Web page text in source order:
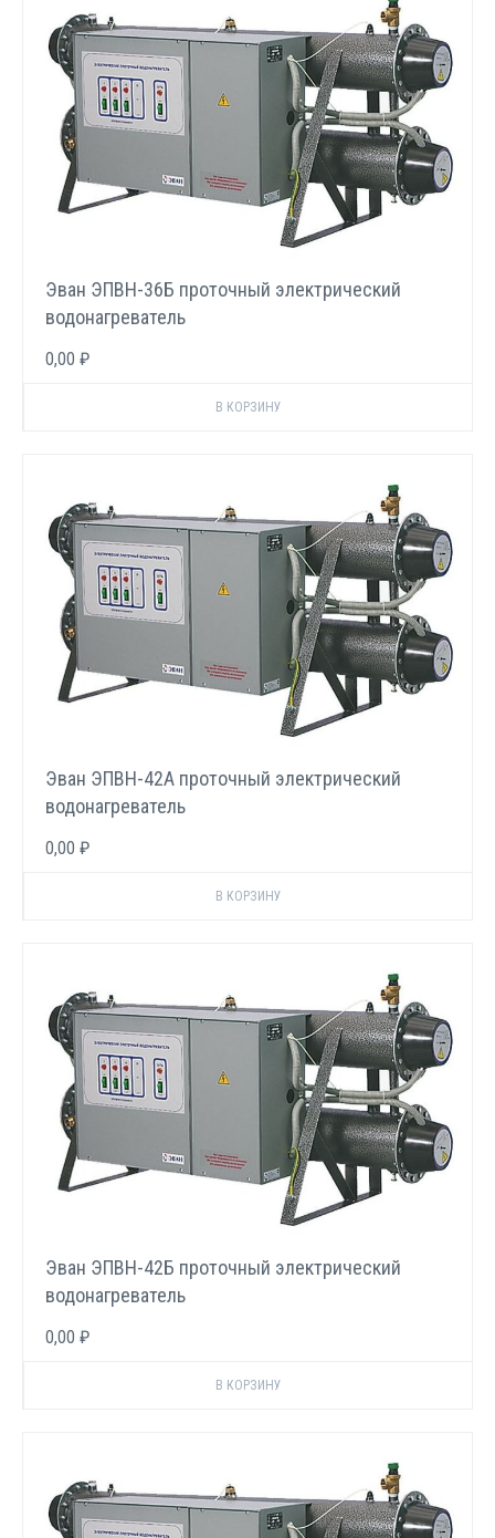
Эван ЭПВН-36Б проточный электрический
водонагреватель
0,00 ₽
Эван ЭПВН-42А проточный электрический
водонагреватель
0,00 ₽
Эван ЭПВН-42Б проточный электрический
водонагреватель
0,00 ₽